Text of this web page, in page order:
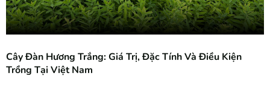
Cây Đàn Hương Trắng: Giá Trị, Đặc Tính Và Điều Kiện
Trồng Tại Việt Nam